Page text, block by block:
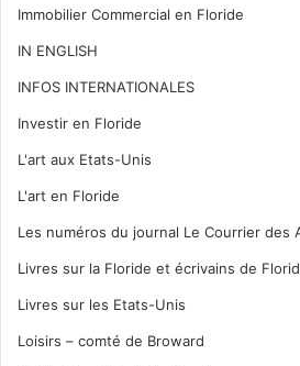
Immobilier Commercial en Floride
IN ENGLISH
INFOS INTERNATIONALES
Investir en Floride
L'art aux Etats-Unis
L'art en Floride
Les numéros du journal Le Courrier des
Livres sur la Floride et écrivains de
Livres sur les Etats-Unis
Loisirs – comté de Broward